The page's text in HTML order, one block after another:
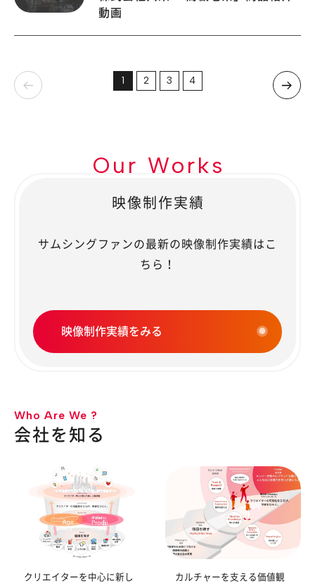
動画
1 2 3 4
Our Works
映像制作実績
サムシングファンの最新の映像制作実績はこ
ちら！
映像制作実績をみる
Who Are We ?
会社を知る
クリエイターを中心に新し
カルチャーを支える価値観